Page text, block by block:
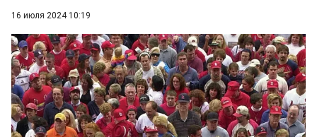
16 июля 2024 10:19